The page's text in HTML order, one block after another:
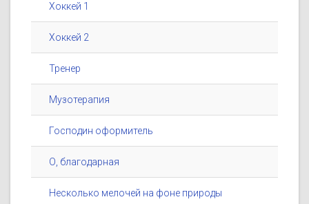
Хоккей 1
Хоккей 2
Тренер
Музотерапия
Господин оформитель
О, благодарная
Несколько мелочей на фоне природы